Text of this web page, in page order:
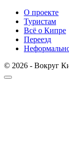
О проекте
Туристам
Всё о Кипре
Переезд
© 2026 - Вокруг